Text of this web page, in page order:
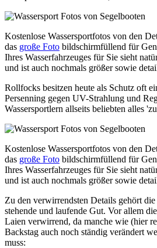
Kostenlose Wassersportfotos von den
das große Foto bildschirmfüllend für
Ihres Wasserfahrzeuges für Sie sieht
und ist auch nochmals größer sowie
Rollfocks besitzen heute als Schutz oft
Persenning gegen UV-Strahlung und
Wassersportlern allseits beliebten alles
Kostenlose Wassersportfotos von den
das große Foto bildschirmfüllend für
Ihres Wasserfahrzeuges für Sie sieht
und ist auch nochmals größer sowie
Zu den verwirrendsten Details gehört die
stehende und laufende Gut. Vor allem
Laien verwirrend, da manche wie (hier
Backstag auch noch ständig verändert
muss: